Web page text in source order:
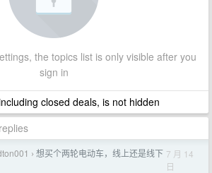
the topics list is only visible after you
sign in
closed deals, is not hidden
› 想买个两轮电动车，线上还是线下 7 月 14
日